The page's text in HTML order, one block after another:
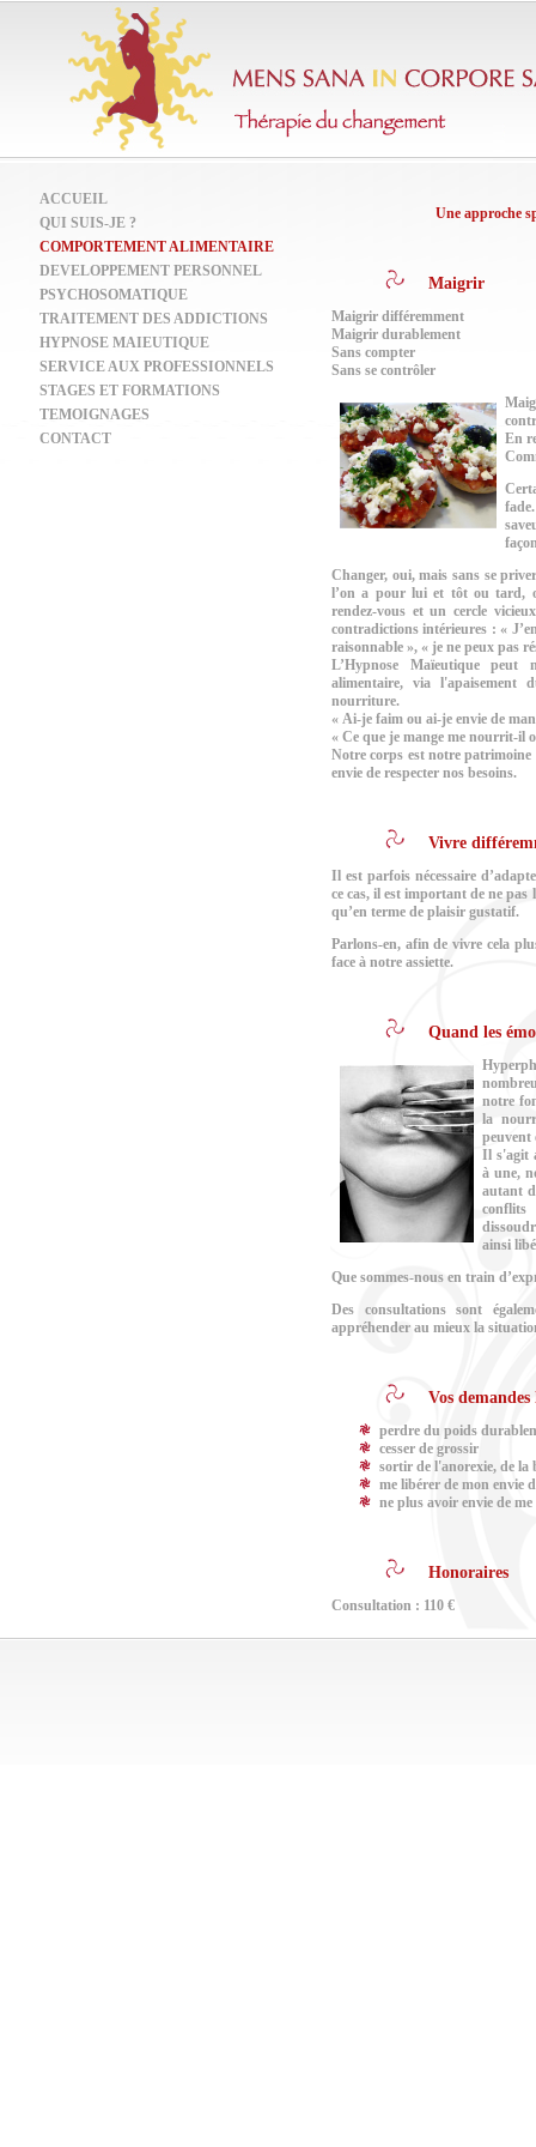
ACCUEIL
QUI SUIS-JE ?
COMPORTEMENT ALIMENTAIRE
DEVELOPPEMENT PERSONNEL
PSYCHOSOMATIQUE
TRAITEMENT DES ADDICTIONS
HYPNOSE MAIEUTIQUE
SERVICE AUX PROFESSIONNELS
STAGES ET FORMATIONS
TEMOIGNAGES
CONTACT
Une approche
Maigrir
Maigrir différemment
Maigrir durablement
Sans compter
Sans se contrôler
En
Changer, oui, mais sans se
l’on a pour lui et tôt ou tard,
rendez-vous et un cercle
contradictions intérieures : «
raisonnable », « je ne peux pas
L’Hypnose Maïeutique
alimentaire, via l'apaisement
nourriture.
« Ai-je faim ou ai-je envie de
« Ce que je mange me nourrit-il
Notre corps est notre
envie de respecter nos besoins.
Vivre
Il est parfois nécessaire
ce cas, il est important de ne
qu’en terme de plaisir gustatif.
Parlons-en, afin de vivre cela
face à notre assiette.
Quand les
notre
la
peuvent
Il s'agit
à une,
autant
conflits
ainsi
Que sommes-nous en train
Des consultations sont
appréhender au mieux la
Vos
perdre du poids
cesser de grossir
sortir de l'anorexie, de la
me libérer de mon envie
ne plus avoir envie de
Honoraires
Consultation : 110 €